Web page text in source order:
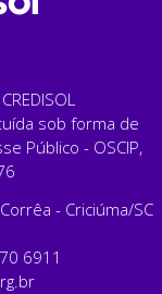
sob forma de
Público - OSCIP,
- Criciúma/SC
6911